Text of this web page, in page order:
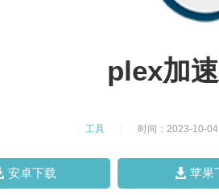
plex加
工具 时间：2023-10-04
安卓下载 苹果